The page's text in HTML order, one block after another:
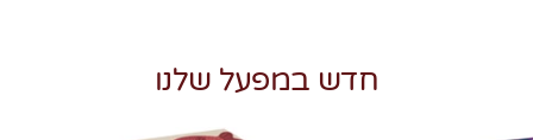
חדש במפעל שלנו